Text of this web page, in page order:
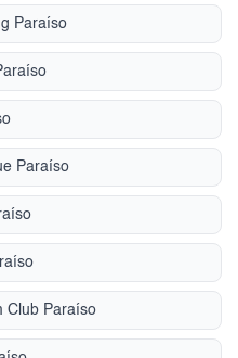
Paraíso
Paraíso
Club Paraíso